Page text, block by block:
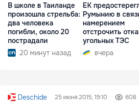
В школе в Таиланде
произошла стрельба:
два человека
погибли, около 20
пострадали
20 минут назад
ЕК
Румынию в
намерением
отстрочить
угольных ТЭС
вчера
Deschide 25 июня 2015, 19:10 608